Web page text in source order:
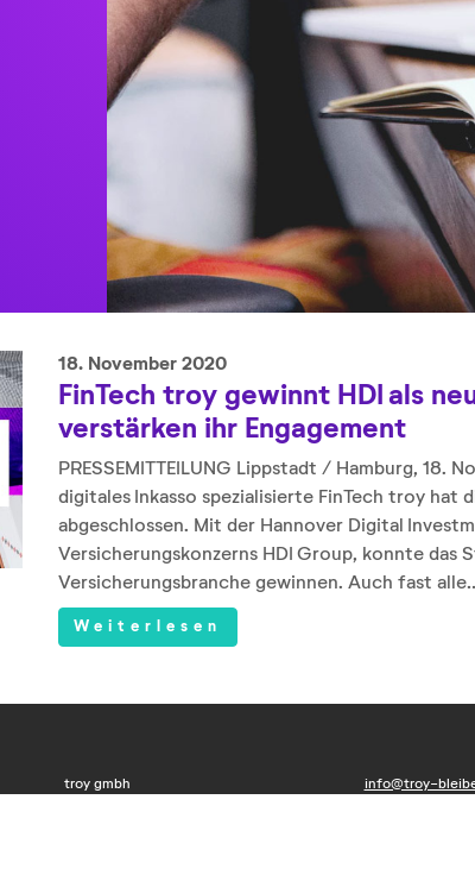
18. November 2020
FinTech troy gewinnt HDI als
verstärken ihr Engagement
PRESSEMITTEILUNG Lippstadt / Hamburg, 18.
digitales Inkasso spezialisierte FinTech troy hat
abgeschlossen. Mit der Hannover Digital
Versicherungskonzerns HDI Group, konnte
Versicherungsbranche gewinnen. Auch fast
Weiterlesen
troy gmbh
info@troy-